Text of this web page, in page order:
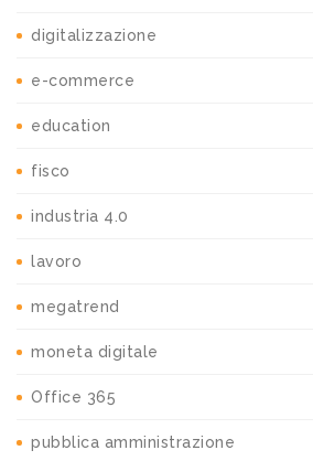
digitalizzazione
e-commerce
education
fisco
industria 4.0
lavoro
megatrend
moneta digitale
Office 365
pubblica amministrazione